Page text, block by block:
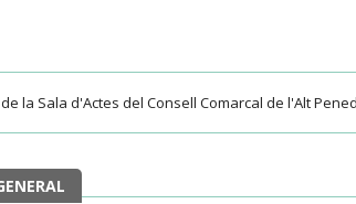
la Sala d'Actes del Consell Comarcal de l'Alt